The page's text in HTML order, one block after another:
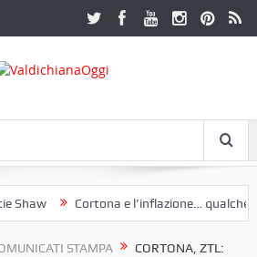
Cortona e l’inflazione… qualche
STAMPA
CORTONA, ZTL: